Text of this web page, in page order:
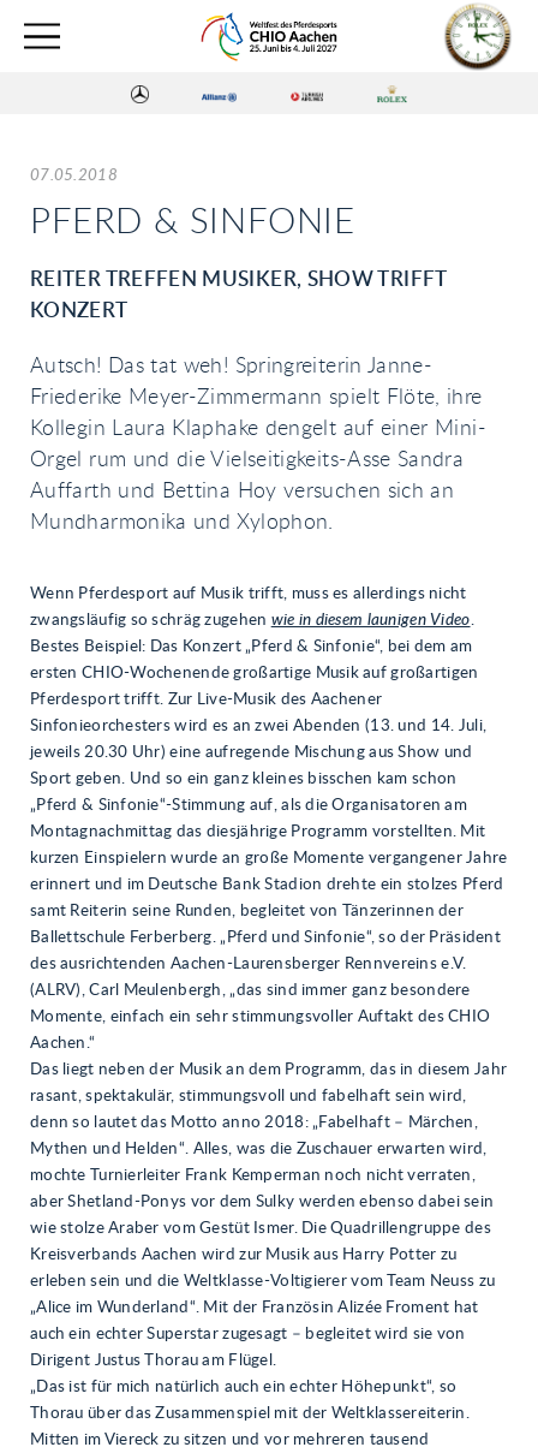
07.05.2018
PFERD & SINFONIE
REITER TREFFEN MUSIKER, SHOW TRIFFT
KONZERT
Autsch! Das tat weh! Springreiterin Janne-
Friederike Meyer-Zimmermann spielt Flöte, ihre
Kollegin Laura Klaphake dengelt auf einer Mini-
Orgel rum und die Vielseitigkeits-Asse Sandra
Auffarth und Bettina Hoy versuchen sich an
Mundharmonika und Xylophon.
Wenn Pferdesport auf Musik trifft, muss es allerdings nicht
zwangsläufig so schräg zugehen wie in diesem launigen Video.
Bestes Beispiel: Das Konzert „Pferd & Sinfonie“, bei dem am
ersten CHIO-Wochenende großartige Musik auf großartigen
Pferdesport trifft. Zur Live-Musik des Aachener
Sinfonieorchesters wird es an zwei Abenden (13. und 14. Juli,
jeweils 20.30 Uhr) eine aufregende Mischung aus Show und
Sport geben. Und so ein ganz kleines bisschen kam schon
„Pferd & Sinfonie“-Stimmung auf, als die Organisatoren am
Montagnachmittag das diesjährige Programm vorstellten. Mit
kurzen Einspielern wurde an große Momente vergangener Jahre
erinnert und im Deutsche Bank Stadion drehte ein stolzes Pferd
samt Reiterin seine Runden, begleitet von Tänzerinnen der
Ballettschule Ferberberg. „Pferd und Sinfonie“, so der Präsident
des ausrichtenden Aachen-Laurensberger Rennvereins e.V.
(ALRV), Carl Meulenbergh, „das sind immer ganz besondere
Momente, einfach ein sehr stimmungsvoller Auftakt des CHIO
Aachen.“
Das liegt neben der Musik an dem Programm, das in diesem Jahr
rasant, spektakulär, stimmungsvoll und fabelhaft sein wird,
denn so lautet das Motto anno 2018: „Fabelhaft – Märchen,
Mythen und Helden“. Alles, was die Zuschauer erwarten wird,
mochte Turnierleiter Frank Kemperman noch nicht verraten,
aber Shetland-Ponys vor dem Sulky werden ebenso dabei sein
wie stolze Araber vom Gestüt Ismer. Die Quadrillengruppe des
Kreisverbands Aachen wird zur Musik aus Harry Potter zu
erleben sein und die Weltklasse-Voltigierer vom Team Neuss zu
„Alice im Wunderland“. Mit der Französin Alizée Froment hat
auch ein echter Superstar zugesagt – begleitet wird sie von
Dirigent Justus Thorau am Flügel.
„Das ist für mich natürlich auch ein echter Höhepunkt“, so
Thorau über das Zusammenspiel mit der Weltklassereiterin.
Mitten im Viereck zu sitzen und vor mehreren tausend